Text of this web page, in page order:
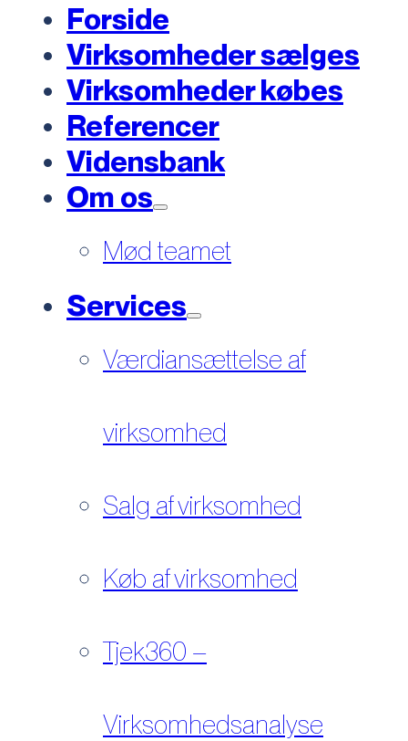
Forside
Virksomheder sælges
Virksomheder købes
Referencer
Vidensbank
Om os
Mød teamet
Services
Værdiansættelse af
virksomhed
Salg af virksomhed
Køb af virksomhed
Tjek360 –
Virksomhedsanalyse